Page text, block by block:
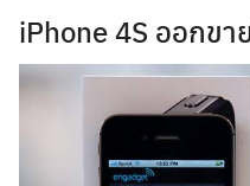
iPhone 4S ออกขา